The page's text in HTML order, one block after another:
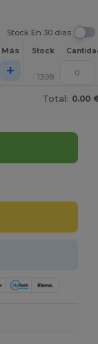
Stock En 30 días
Más Stock
+ 1398
Total: 0.00